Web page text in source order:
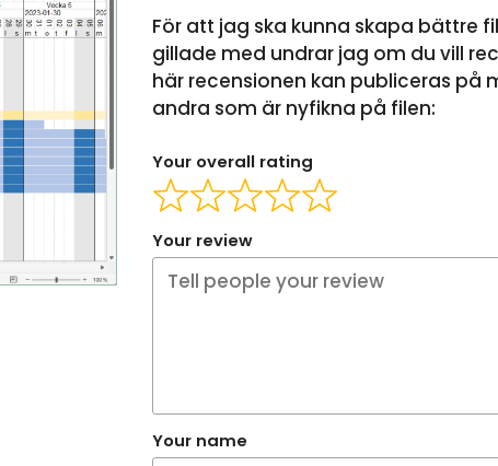
För att jag ska kunna skapa bättre
gillade med undrar jag om du vill
här recensionen kan publiceras på
andra som är nyfikna på filen:
Your overall rating
Your review
Your name